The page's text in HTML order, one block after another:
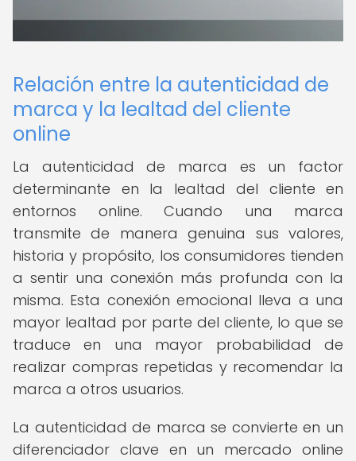
Relación entre la autenticidad de
marca y la lealtad del cliente
online
La autenticidad de marca es un factor
determinante en la lealtad del cliente en
entornos online. Cuando una marca
transmite de manera genuina sus valores,
historia y propósito, los consumidores tienden
a sentir una conexión más profunda con la
misma. Esta conexión emocional lleva a una
mayor lealtad por parte del cliente, lo que se
traduce en una mayor probabilidad de
realizar compras repetidas y recomendar la
marca a otros usuarios.
La autenticidad de marca se convierte en un
diferenciador clave en un mercado online